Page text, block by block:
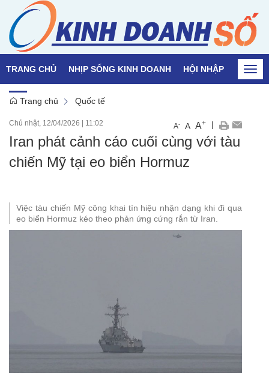
TRANG CHỦ NHỊP SỐNG KINH DOANH HỘI NHẬP QUỐC
Trang chủ Quốc tế
Chủ nhật, 12/04/2026 11:02 A- A A+ |
Iran phát cảnh cáo cuối cùng với tàu
chiến Mỹ tại eo biển Hormuz
Việc tàu chiến Mỹ công khai tín hiệu nhận dạng khi đi qua
eo biển Hormuz kéo theo phản ứng cứng rắn từ Iran.